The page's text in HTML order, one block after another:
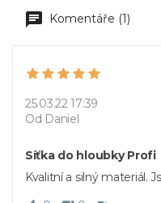
Komentáře (1)
25.03.22 17:39
Od Daniel
Síťka do hloubky Profi
Kvalitní a silný materiál.